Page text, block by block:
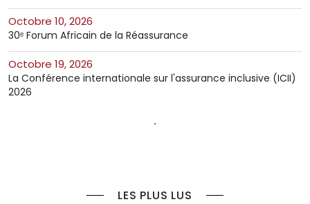
octobre 10, 2026
30ᵉ Forum Africain de la Réassurance
octobre 19, 2026
La Conférence internationale sur l'assurance inclusive (ICII)
2026
LES PLUS LUS